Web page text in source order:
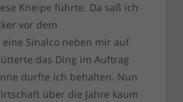
Kneipe führte. Da saß ich
vor dem
Sinalco neben mir auf
das Ding im Auftrag
durfte ich behalten. Nun
über die Jahre kaum